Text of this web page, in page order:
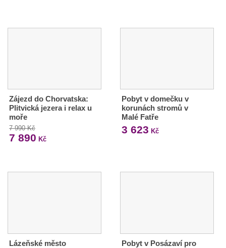
Zájezd do Chorvatska:
Plitvická jezera i relax u
moře
7 990 Kč
7 890 Kč
Pobyt v domečku v
korunách stromů v
Malé Fatře
3 623 Kč
Lázeňské město
Pobyt v Posázaví pro